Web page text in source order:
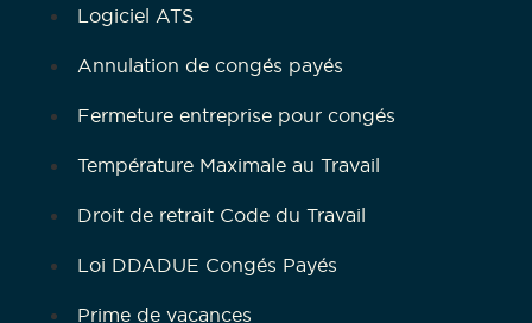
Logiciel ATS
Annulation de congés payés
Fermeture entreprise pour congés
Température Maximale au Travail
Droit de retrait Code du Travail
Loi DDADUE Congés Payés
Prime de vacances